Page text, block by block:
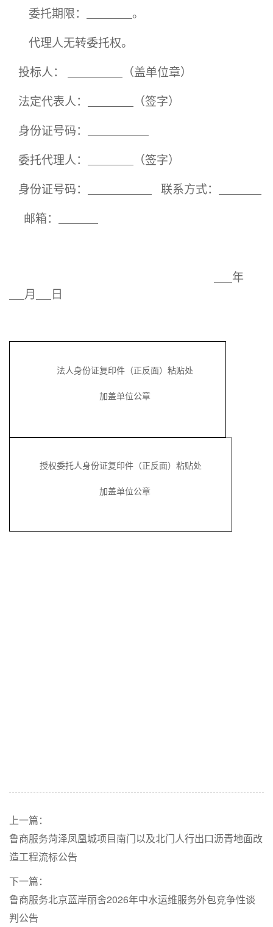
委托期限： 。
代理人无转委托权。
投标人： （盖单位章）
法定代表人： （签字）
身份证号码：
委托代理人： （签字）
身份证号码： 联系方式：
邮箱：
年
月
日
法人身份证复印件（正反面） 粘贴处
加盖单位公章
授权委托人身份证复印件（正反面） 粘贴处
加盖单位公章
上一篇：
鲁商服务菏泽凤凰城项目南门以及北门人行出口沥青地面改
造工程流标公告
下一篇：
鲁商服务北京蓝岸丽舍2026年中水运维服务外包竞争性谈
判公告